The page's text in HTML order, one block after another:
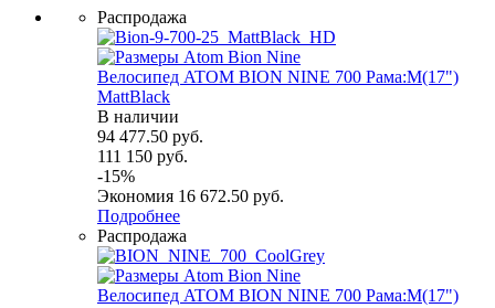
Распродажа
Велосипед ATOM BION NINE 700 Рама:M(17")
MattBlack
В наличии
94 477.50 руб.
111 150 руб.
-15%
Экономия 16 672.50 руб.
Подробнее
Распродажа
Велосипед ATOM BION NINE 700 Рама:M(17")